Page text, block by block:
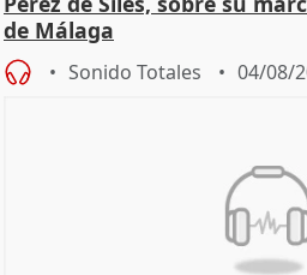
de Málaga
Sonido Totales 04/08/